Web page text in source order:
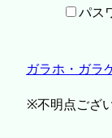
パス
ガラホ・ガラ
※不明点ござ